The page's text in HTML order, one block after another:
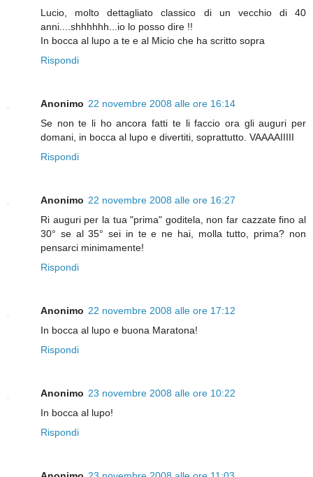
Lucio, molto dettagliato classico di un vecchio di 40
anni....shhhhhh...io lo posso dire !!
In bocca al lupo a te e al Micio che ha scritto sopra
Rispondi
Anonimo 22 novembre 2008 alle ore 16:14
Se non te li ho ancora fatti te li faccio ora gli auguri per
domani, in bocca al lupo e divertiti, soprattutto. VAAAAIIIII
Rispondi
Anonimo 22 novembre 2008 alle ore 16:27
Ri auguri per la tua "prima" goditela, non far cazzate fino al
30° se al 35° sei in te e ne hai, molla tutto, prima? non
pensarci minimamente!
Rispondi
Anonimo 22 novembre 2008 alle ore 17:12
In bocca al lupo e buona Maratona!
Rispondi
Anonimo 23 novembre 2008 alle ore 10:22
In bocca al lupo!
Rispondi